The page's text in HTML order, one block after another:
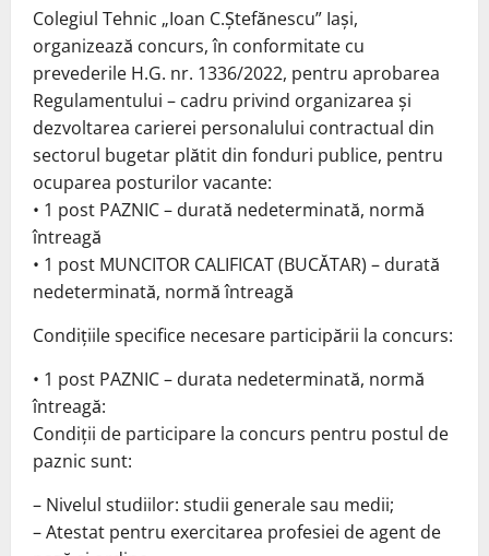
Colegiul Tehnic „Ioan C.Ştefănescu” Iaşi,
organizează concurs, în conformitate cu
prevederile H.G. nr. 1336/2022, pentru aprobarea
Regulamentului – cadru privind organizarea și
dezvoltarea carierei personalului contractual din
sectorul bugetar plătit din fonduri publice, pentru
ocuparea posturilor vacante:
• 1 post PAZNIC – durată nedeterminată, normă
întreagă
• 1 post MUNCITOR CALIFICAT (BUCĂTAR) – durată
nedeterminată, normă întreagă
Condiţiile specifice necesare participării la concurs:
• 1 post PAZNIC – durata nedeterminată, normă
întreagă:
Condiţii de participare la concurs pentru postul de
paznic sunt:
– Nivelul studiilor: studii generale sau medii;
– Atestat pentru exercitarea profesiei de agent de